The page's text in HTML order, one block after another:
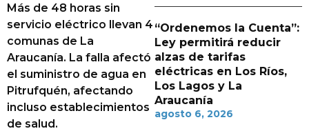
Más de 48 horas sin
servicio eléctrico llevan 4
comunas de La
Araucanía. La falla afectó
el suministro de agua en
Pitrufquén, afectando
incluso establecimientos
de salud.
“Ordenemos la Cuenta”:
Ley permitirá reducir
alzas de tarifas
eléctricas en Los Ríos,
Los Lagos y La
Araucanía
agosto 6, 2026